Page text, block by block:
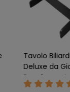
Calcetto
Tavolo
Dama